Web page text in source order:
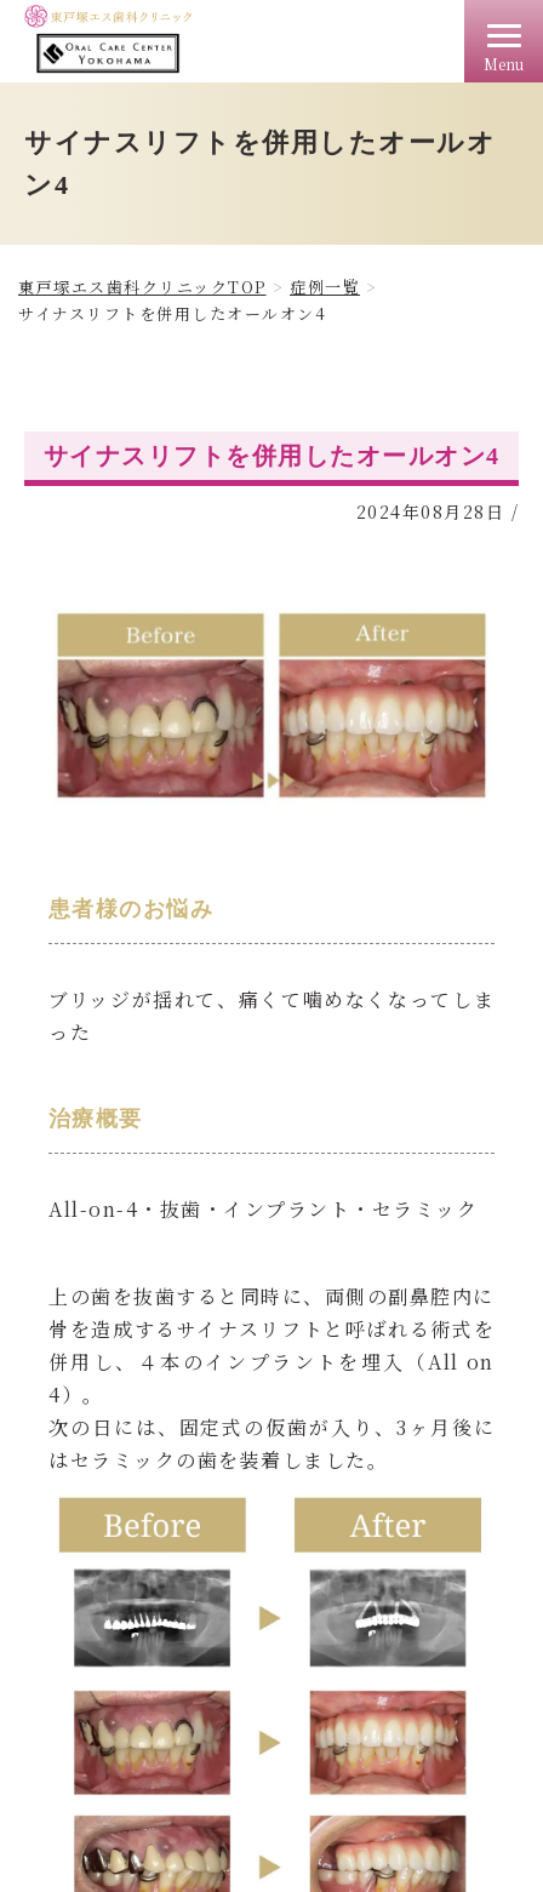
Menu
サイナスリフトを併用したオールオ
ン4
東戸塚エス歯科クリニックTOP
症例一覧
サイナスリフトを併用したオールオン4
サイナスリフトを併用したオールオン4
2024年08月28日 /
患者様のお悩み
ブリッジが揺れて、痛くて噛めなくなってしま
った
治療概要
All-on-4・抜歯・インプラント・セラミック
上の歯を抜歯すると同時に、両側の副鼻腔内に
骨を造成するサイナスリフトと呼ばれる術式を
併用し、４本のインプラントを埋入（All on
4）。
次の日には、固定式の仮歯が入り、3ヶ月後に
はセラミックの歯を装着しました。